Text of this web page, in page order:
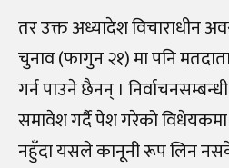
तर उक्त अध्यादेश विचाराधीन
चुनाव (फागुन २१) मा पनि
गर्न पाउने छैनन्‌ ।
समावेश गर्दै पेश गरेको
नहुँदा यसले कानूनी रूप लिन